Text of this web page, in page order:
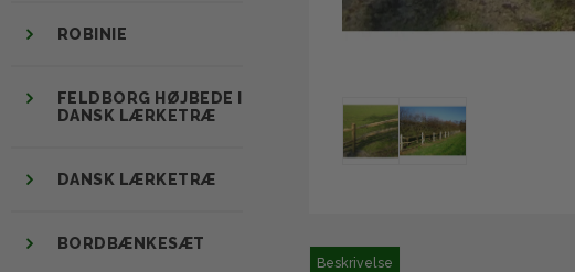
ROBINIE
FELDBORG HØJBEDE I
DANSK LÆRKETRÆ
DANSK LÆRKETRÆ
BORDBÆNKESÆT
Beskrivelse